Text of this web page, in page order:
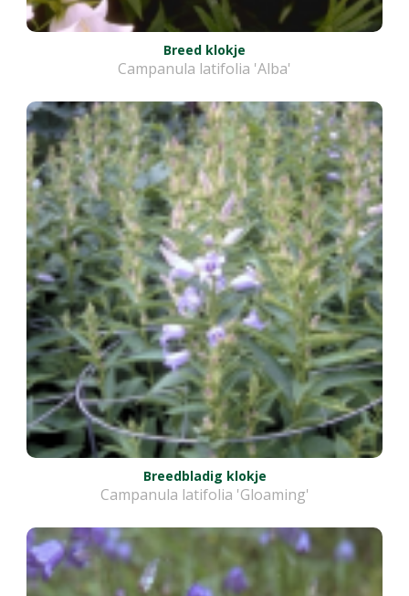
Breed klokje
Campanula latifolia 'Alba'
Breedbladig klokje
Campanula latifolia 'Gloaming'